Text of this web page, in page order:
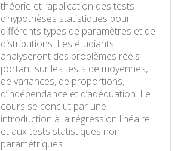
théorie et l’application des tests
d’hypothèses statistiques pour
différents types de paramètres et de
distributions. Les étudiants
analyseront des problèmes réels
portant sur les tests de moyennes,
de variances, de proportions,
d’indépendance et d’adéquation. Le
cours se conclut par une
introduction à la régression linéaire
et aux tests statistiques non
paramétriques.